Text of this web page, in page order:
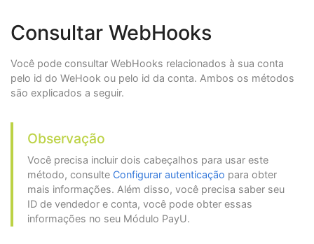
Consultar WebHooks
Você pode consultar WebHooks relacionados à sua conta
pelo id do WeHook ou pelo id da conta. Ambos os métodos
são explicados a seguir.
Observação
Você precisa incluir dois cabeçalhos para usar este
método, consulte Configurar autenticação para obter
mais informações. Além disso, você precisa saber seu
ID de vendedor e conta, você pode obter essas
informações no seu Módulo PayU.